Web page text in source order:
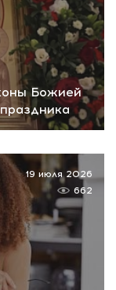
Божией
19 июля 2026
662